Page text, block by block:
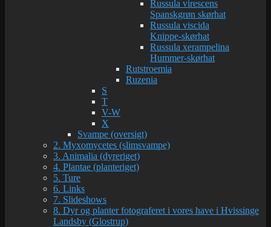
Russula virescens
Spanskgrøn skørhat
Russula viscida
Knippe-skørhat
Russula xerampelina
Hummer-skørhat
Rutstroemia
Ruzenia
S
T
V-W
X
Svampe (oversigt)
2. Myxomycetes (slimsvampe)
3. Animalia (dyreriget)
4. Plantae (planteriget)
5. Ture
6. Links
7. Slideshows
8. Dyr og planter fotograferet i vores have i Hvissinge
Landsby (Glostrup)